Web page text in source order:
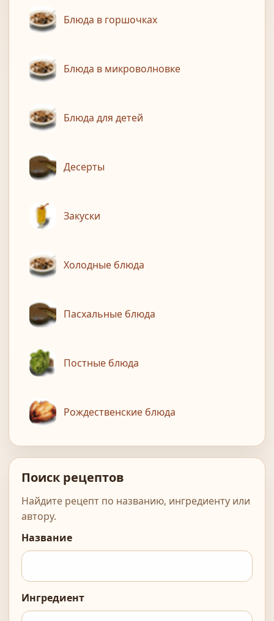
Блюда в горшочках
Блюда в микроволновке
Блюда для детей
Десерты
Закуски
Холодные блюда
Пасхальные блюда
Постные блюда
Рождественские блюда
Поиск рецептов
Найдите рецепт по названию, ингредиенту или
автору.
Название
Ингредиент